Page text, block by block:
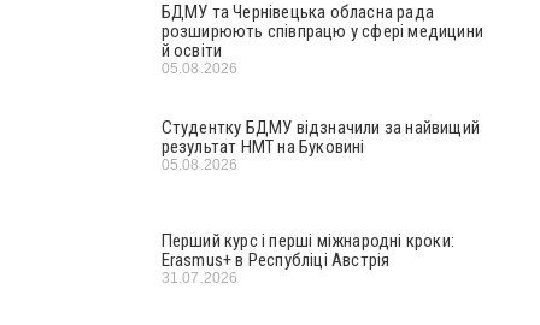
БДМУ та Чернівецька обласна рада
розширюють співпрацю у сфері медицини
й освіти
05.08.2026
Студентку БДМУ відзначили за найвищий
результат НМТ на Буковині
05.08.2026
Перший курс і перші міжнародні кроки:
Erasmus+ в Республіці Австрія
31.07.2026